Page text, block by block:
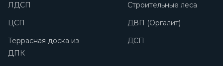
ЛДСП
Строительные леса
ЦСП
ДВП (Оргалит)
Террасная доска из
ДПК
ДСП